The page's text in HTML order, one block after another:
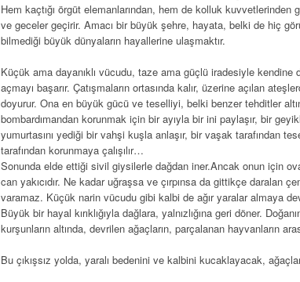
Hem kaçtığı örgüt elemanlarından, hem de kolluk
ve geceler geçirir. Amacı bir büyük şehre, hayata, belki de hiç
bilmediği büyük dünyaların hayallerine ulaşmaktır.
Küçük ama dayanıklı vücudu, taze ama güçlü iradesiyle kendine
açmayı başarır. Çatışmaların ortasında kalır, üzerine açılan
doyurur. Ona en büyük gücü ve teselliyi, belki benzer tehditler
bombardımandan korunmak için bir ayıyla bir ini paylaşır, bir
yumurtasını yediği bir vahşi kuşla anlaşır, bir vaşak tarafından
tarafından korunmaya çalışılır…
Sonunda elde ettiği sivil giysilerle dağdan iner.Ancak onun için
can yakıcıdır. Ne kadar uğraşsa ve çırpınsa da gittikçe daralan
varamaz. Küçük narin vücudu gibi kalbi de ağır yaralar almaya
Büyük bir hayal kırıklığıyla dağlara, yalnızlığına geri döner.
kurşunların altında, devrilen ağaçların, parçalanan hayvanların
Bu çıkışsız yolda, yaralı bedenini ve kalbini kucaklayacak,